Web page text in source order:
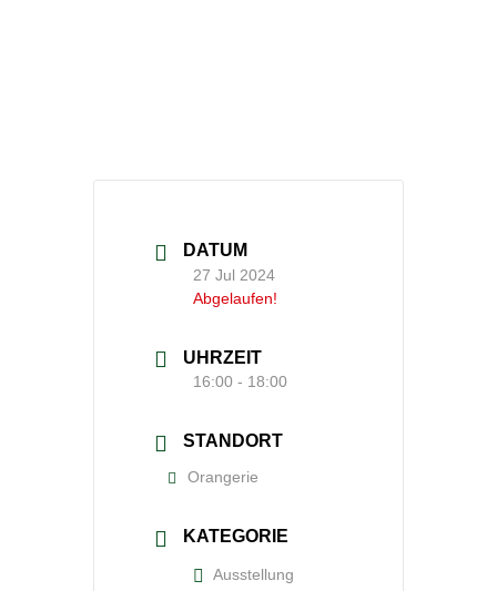
DATUM
27 Jul 2024
Abgelaufen!
UHRZEIT
16:00 - 18:00
STANDORT
Orangerie
KATEGORIE
Ausstellung